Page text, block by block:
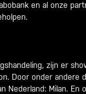
en al onze
zijn er
Door onder andere
Nederland: Milan. En